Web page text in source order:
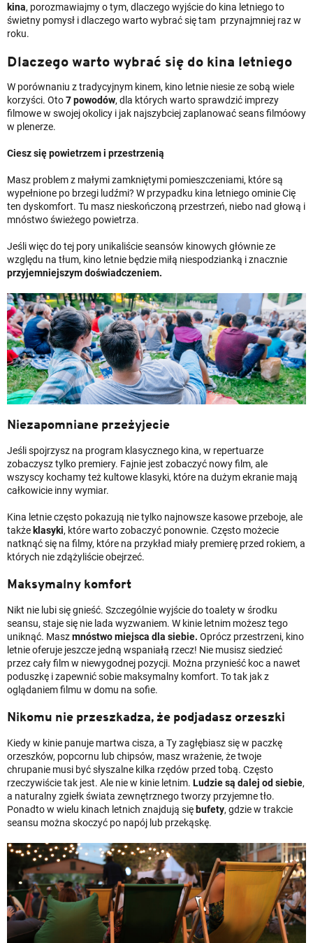
kina, porozmawiajmy o tym, dlaczego wyjście do kina letniego to
świetny pomysł i dlaczego warto wybrać się tam przynajmniej raz w
roku.
Dlaczego warto wybrać się do kina letniego
W porównaniu z tradycyjnym kinem, kino letnie niesie ze sobą wiele
korzyści. Oto7 powodów, dla których warto sprawdzić imprezy
filmowe w swojej okolicy i jak najszybciej zaplanować seans filmóowy
w plenerze.
Ciesz się powietrzem i przestrzenią
Masz problem z małymi zamkniętymi pomieszczeniami, które są
wypełnione po brzegi ludźmi? W przypadku kina letniego ominie Cię
ten dyskomfort. Tu masz nieskończoną przestrzeń, niebo nad głową i
mnóstwo świeżego powietrza.
Jeśli więc do tej pory unikaliście seansów kinowych głównie ze
względu na tłum, kino letnie będzie miłą niespodzianką i znacznie
przyjemniejszym doświadczeniem.
Niezapomniane przeżyjecie
Jeśli spojrzysz na program klasycznego kina, w repertuarze
zobaczysz tylko premiery. Fajnie jest zobaczyć nowy film, ale
wszyscy kochamy też kultowe klasyki, które na dużym ekranie mają
całkowicie inny wymiar.
Kina letnie często pokazują nie tylko najnowsze kasowe przeboje, ale
także klasyki, które warto zobaczyć ponownie. Często możecie
natknąć się na filmy, które na przykład miały premierę przed rokiem, a
których nie zdążyliście obejrzeć.
Maksymalny komfort
Nikt nie lubi się gnieść. Szczególnie wyjście do toalety w środku
seansu, staje się nie lada wyzwaniem. W kinie letnim możesz tego
uniknąć. Maszmnóstwo miejsca dla siebie. Oprócz przestrzeni, kino
letnie oferuje jeszcze jedną wspaniałą rzecz! Nie musisz siedzieć
przez cały film w niewygodnej pozycji. Można przynieść koc a nawet
poduszkę i zapewnić sobie maksymalny komfort. To tak jak z
oglądaniem filmu w domu na sofie.
Nikomu nie przeszkadza, że podjadasz orzeszki
Kiedy w kinie panuje martwa cisza, a Ty zagłębiasz się w paczkę
orzeszków, popcornu lub chipsów, masz wrażenie, że twoje
chrupanie musi być słyszalne kilka rzędów przed tobą. Często
rzeczywiście tak jest. Ale nie w kinie letnim. Ludzie są dalej od siebie,
a naturalny zgiełk świata zewnętrznego tworzy przyjemne tło.
Ponadto w wielu kinach letnich znajdują się bufety, gdzie w trakcie
seansu można skoczyć po napój lub przekąskę.